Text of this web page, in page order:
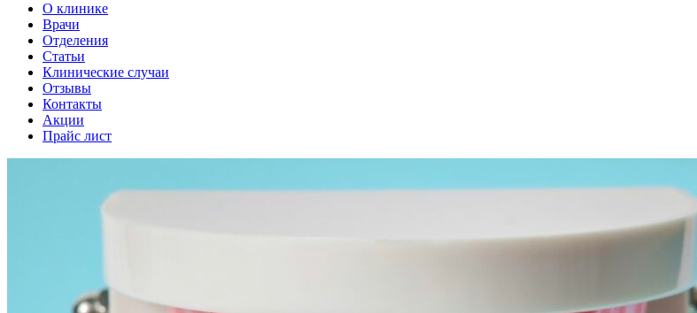
О клинике
Врачи
Отделения
Статьи
Клинические случаи
Отзывы
Контакты
Акции
Прайс лист